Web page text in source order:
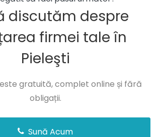
discutăm despre
firmei tale în
Pieleşti
gratuită, complet online și fără
obligații.
Sună Acum